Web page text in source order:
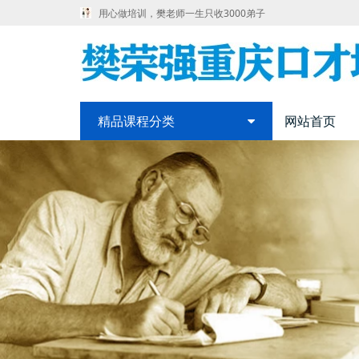
用心做培训，樊老师一生只收3000弟子
精品课程分类 网站首页